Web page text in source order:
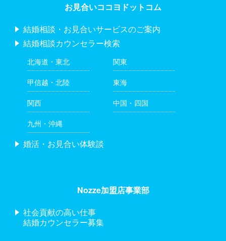
お見合いココヨドットコム
結婚相談・お見合いサービスのご案内
結婚相談カウンセラー検索
北海道・東北 関東
甲信越・北陸 東海
関西 中国・四国
九州・沖縄
婚活・お見合い体験談
Nozze加盟店事業部
社会貢献の高い仕事
結婚カウンセラー募集